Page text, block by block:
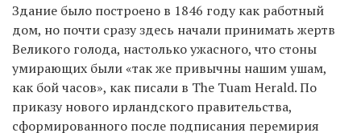
Здание было построено в 1846 году как работный
дом, но почти сразу здесь начали принимать жертв
Великого голода, настолько ужасного, что стоны
умирающих были «так же привычны нашим ушам,
как бой часов», как писали в The Tuam Herald. По
приказу нового ирландского правительства,
сформированного после подписания перемирия